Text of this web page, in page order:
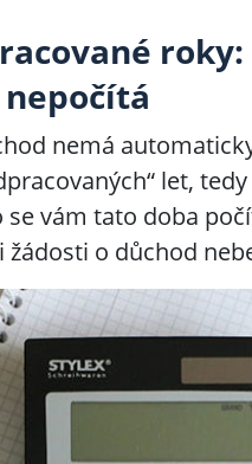
roky:
nemá
let,
vám tato doba
o důchod